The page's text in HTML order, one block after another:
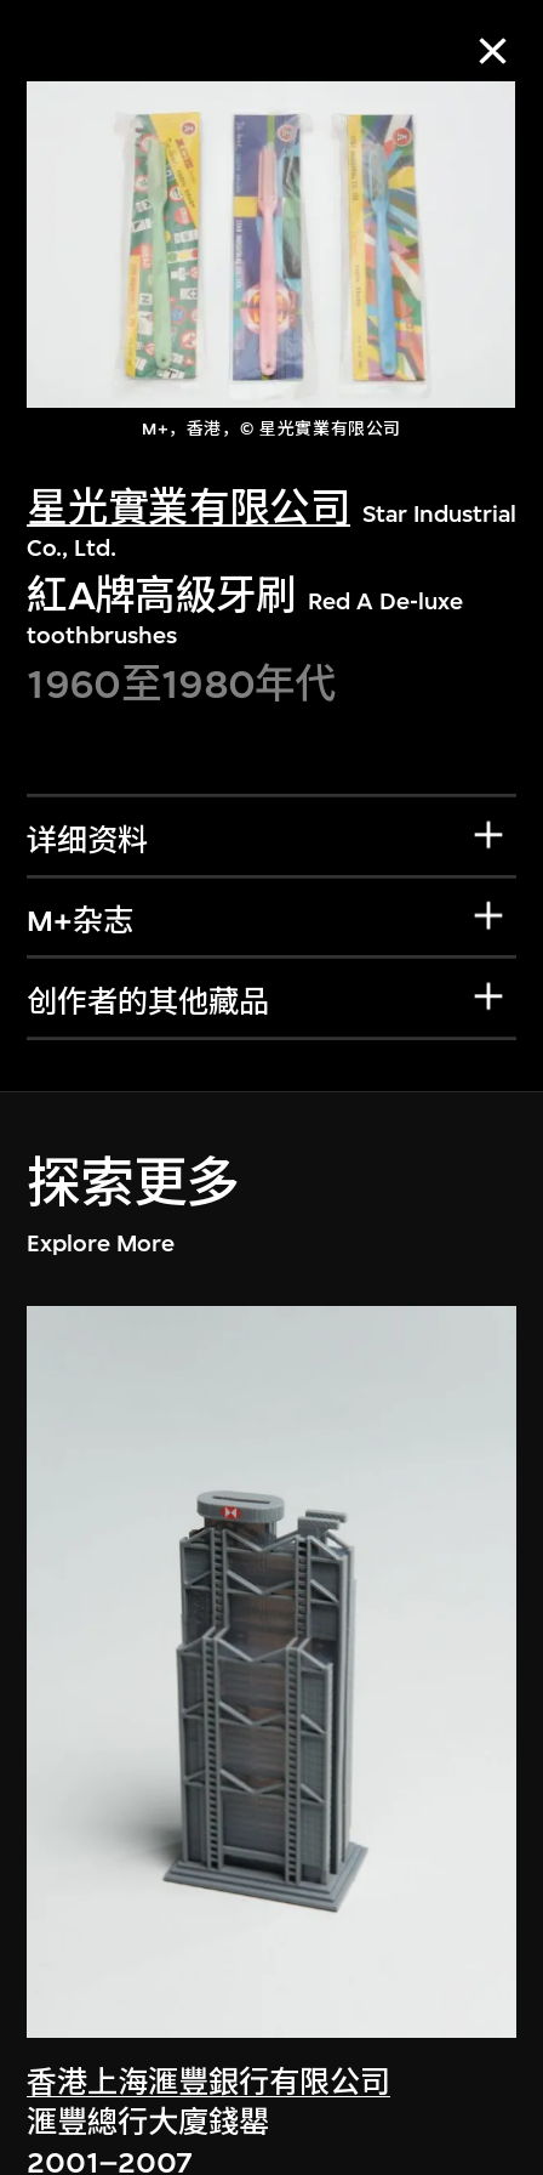
M+，香港，© 星光實業有限公司
星光實業有限公司
Star Industrial
Co., Ltd.
紅A牌高級牙刷
Red A De-luxe
toothbrushes
1960至1980年代
详细资料
M+杂志
创作者的其他藏品
探索更多
Explore More
香港上海滙豐銀行有限公司
滙豐總行大廈錢罌
2001–2007
M+藏品
进一步筛选
关于M+藏品
文化藏品。